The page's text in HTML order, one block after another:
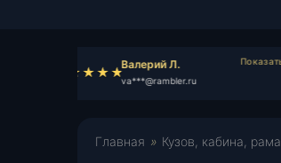
Валерий Л.
va***@rambler.ru
Главная » Кузов, кабина, рама